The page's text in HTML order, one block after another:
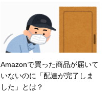
Amazonで買った商品が届いて
いないのに「配達が完了しま
した」とは？